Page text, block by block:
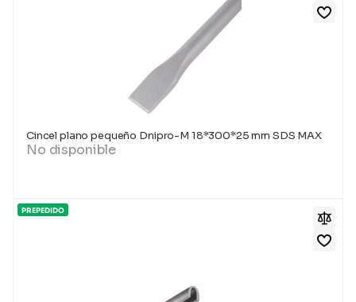
Cincel plano pequeño Dnipro-M 18*300*25 mm SDS MAX
No disponible
PREPEDIDO